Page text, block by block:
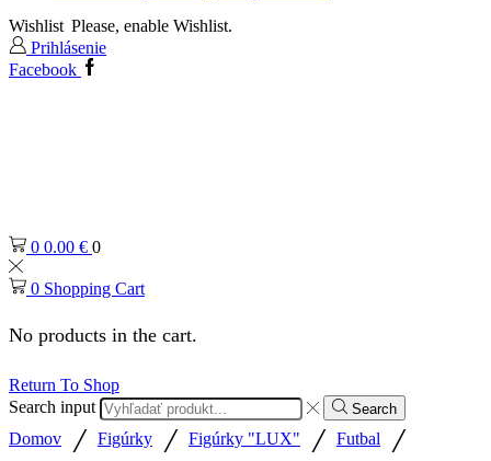
Wishlist Please, enable Wishlist.
Prihlásenie
Facebook
0 0.00 € 0
0 Shopping Cart
No products in the cart.
Return To Shop
Search input
Search
Domov / Figúrky / Figúrky "LUX" / Futbal /